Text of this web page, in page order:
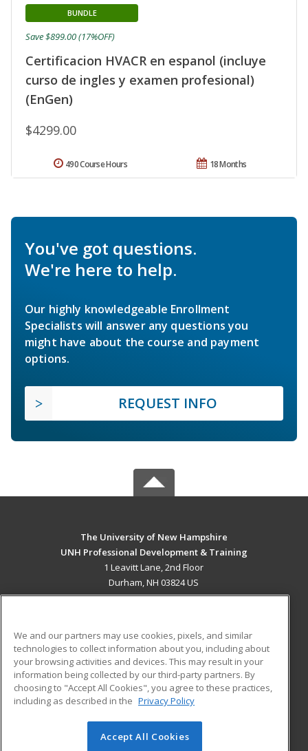
Certificacion HVACR en espanol (incluye
curso de ingles y examen profesional)
(EnGen)
BUNDLE
$4299.00
Save $899.00 (17%OFF)
18 Months
490 Course Hours
You've got questions.
We're here to help.
Our highly knowledgeable Enrollment
Specialists will answer any questions you
might have about the course and payment
options.
REQUEST INFO
The University of New Hampshire
UNH Professional Development & Training
1 Leavitt Lane, 2nd Floor
Durham, NH 03824 US
ADDITIONAL RESOURCES
Military
Financial Assistance
Help
Student Blog
© 2026 ed2go, a division of Cengage Learning. All rights
We and our partners may use cookies, pixels, and similar
technologies to collect information about you, including about
your browsing activities and devices. This may result in your
information being collected by our third-party partners. By
choosing to "Accept All Cookies", you agree to these practices,
including as described in the Privacy Policy
Accept All Cookies